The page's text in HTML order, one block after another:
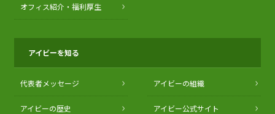
オフィス紹介・福利厚生
アイビーを知る
代表者メッセージ アイビーの組織
アイビーの歴史 アイビー公式サイト